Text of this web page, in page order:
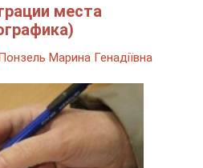
места
Марина Генадіївна